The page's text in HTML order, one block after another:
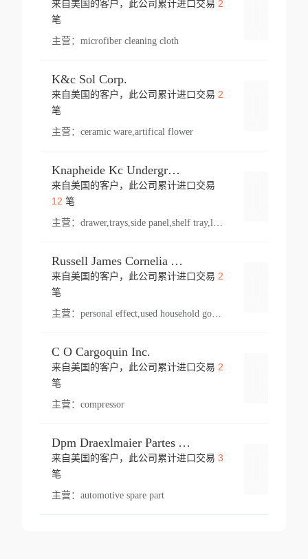
来自美国的客户，此公司累计进口交易 2
笔
主营： microfiber cleaning cloth
K&c Sol Corp.
来自美国的客户，此公司累计进口交易 2
笔
主营： ceramic ware,artifical flower
Knapheide Kc Underground
来自美国的客户，此公司累计进口交易
12 笔
主营：
Russell James Cornelia Arlington Va
来自美国的客户，此公司累计进口交易 2
笔
主营： personal effect,used household goods
C O Cargoquin Inc.
来自美国的客户，此公司累计进口交易 2
笔
主营： compressor
Dpm Draexlmaier Partes Automotrices Corr Ind Huejotzingo
来自美国的客户，此公司累计进口交易 3
笔
主营： automotive spare part